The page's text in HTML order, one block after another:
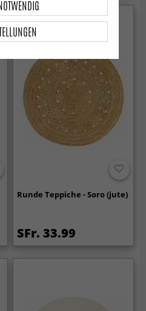
Runde Teppiche - Soro (jute)
SFr. 33.99